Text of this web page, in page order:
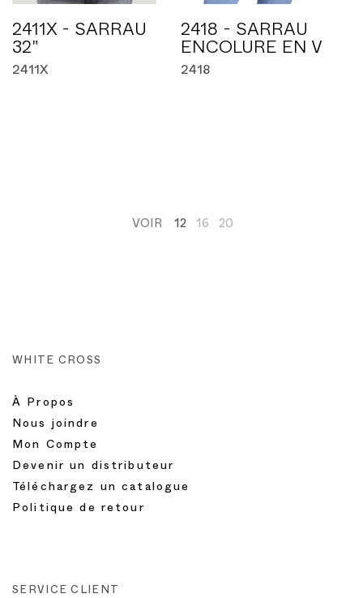
2411X - SARRAU
32"
2411X
2418 - SARRAU
ENCOLURE EN V
2418
VOIR 12 16 20
WHITE CROSS
À Propos
Nous joindre
Mon Compte
Devenir un distributeur
Téléchargez un catalogue
Politique de retour
SERVICE CLIENT